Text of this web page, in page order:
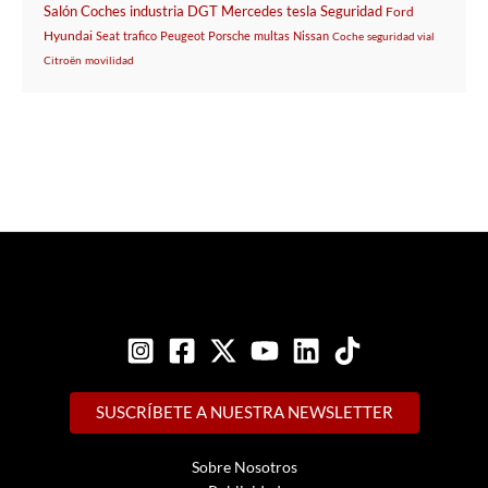
SalónCoches industria DGT Mercedes tesla Seguridad Ford
Hyundai Seat trafico Peugeot Porsche multas Nissan Coche seguridad vial
Citroën movilidad
SUSCRÍBETE A NUESTRA NEWSLETTER
Sobre Nosotros